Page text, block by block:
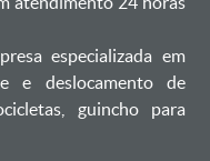
especializada em
e deslocamento de
guincho para